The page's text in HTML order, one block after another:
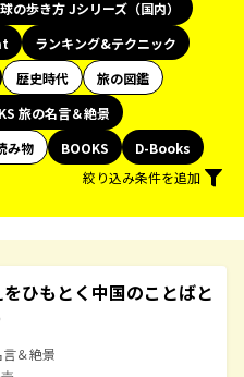
の歩き方 Jシリーズ（国内）
ランキング&テクニック
歴史時代
旅の図鑑
旅の名言＆絶景
み物 BOOKS
D-Books
絞り込み条件を追加
ひもとく中国のことばと
＆絶景